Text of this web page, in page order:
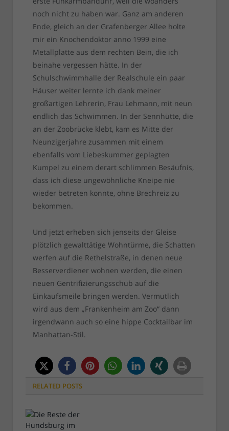
noch nicht zu haben war. Ganz am anderen
Ende, gleich an der Grafenberger Allee holte
mir ein Knochendoktor anno 1999 eine
Metallplatte aus dem rechten Bein, die ich
beinahe vergessen hätte. In der
Schulschwimmhalle der Realschule ein paar
Häuser weiter lernte ich dank meiner
großartigen Lehrerin, Frau Lehmann, mit neun
endlich das Schwimmen. In der Sennhütte, die
an der Zoobrücke klebt, kam es Mitte der
Neunzigerjahre zusammen mit einem
ebenfalls vom Liebeskummer geplagten
Kumpel zu einem derart schlimmen Besäufnis,
dass ich diese ungewöhnliche Kneipe nie
wieder betreten konnte, ohne Brechreiz zu
bekommen.
Und jetzt erheben sich jenseits der Gleise
plötzlich gewalttätige Wohntürme, die Schatten
werfen auf die Rethelstraße, in denen neue
Besserverdiener wohnen werden, die einen
neuen Gentrifizierungsschub auf die
Einkaufsmeile bringen werden. Vermutlich
wird aus dem „Frankenheim am Zoo“ dann
irgendwann auch so eine hippe Cocktailbar im
Manhattan-Stil.
RELATED POSTS